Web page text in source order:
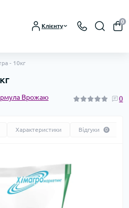
Клієнту
0
- 10кг
Врожаю
0
Характеристики Відгуки 0